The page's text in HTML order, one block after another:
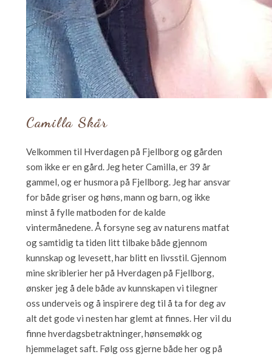
Camilla Skår
Velkommen til Hverdagen på Fjellborg og gården
som ikke er en gård. Jeg heter Camilla, er 39 år
gammel, og er husmora på Fjellborg. Jeg har ansvar
for både griser og høns, mann og barn, og ikke
minst å fylle matboden for de kalde
vintermånedene. Å forsyne seg av naturens matfat
og samtidig ta tiden litt tilbake både gjennom
kunnskap og levesett, har blitt en livsstil. Gjennom
mine skriblerier her på Hverdagen på Fjellborg,
ønsker jeg å dele både av kunnskapen vi tilegner
oss underveis og å inspirere deg til å ta for deg av
alt det gode vi nesten har glemt at finnes. Her vil du
finne hverdagsbetraktninger, hønsemøkk og
hjemmelaget saft. Følg oss gjerne både her og på